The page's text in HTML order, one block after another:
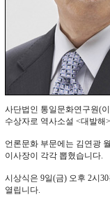
사단법인 통일문화연구원(
수상자로 역사소설 <대발해
언론문화 부문에는 김연광
이사장이 각각 뽑혔습니다.
시상식은 9일(금) 오후 2시
열립니다.